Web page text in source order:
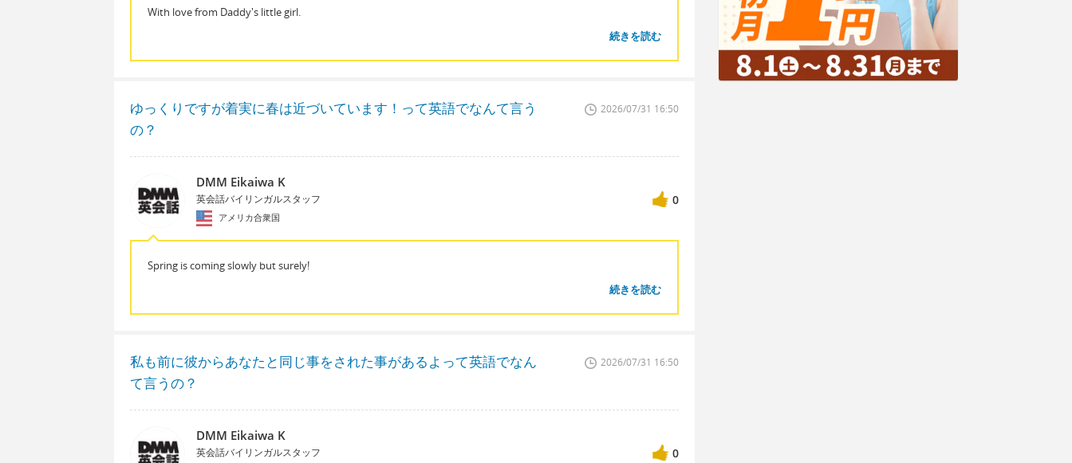
With love from Daddy's little girl.
続きを読む
ゆっくりですが着実に春は近づいています！って英語でなんて言う
の？
2026/07/31 16:50
DMM Eikaiwa K
英会話バイリンガルスタッフ
アメリカ合衆国
0
Spring is coming slowly but surely!
続きを読む
私も前に彼からあなたと同じ事をされた事があるよって英語でなん
て言うの？
2026/07/31 16:50
DMM Eikaiwa K
英会話バイリンガルスタッフ 0